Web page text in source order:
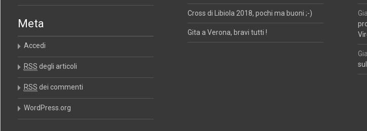
Cross di Libiola 2018, pochi ma buoni ;-)
Gita a Verona, bravi tutti !
Meta
Accedi
RSS degli articoli
RSS dei commenti
WordPress.org